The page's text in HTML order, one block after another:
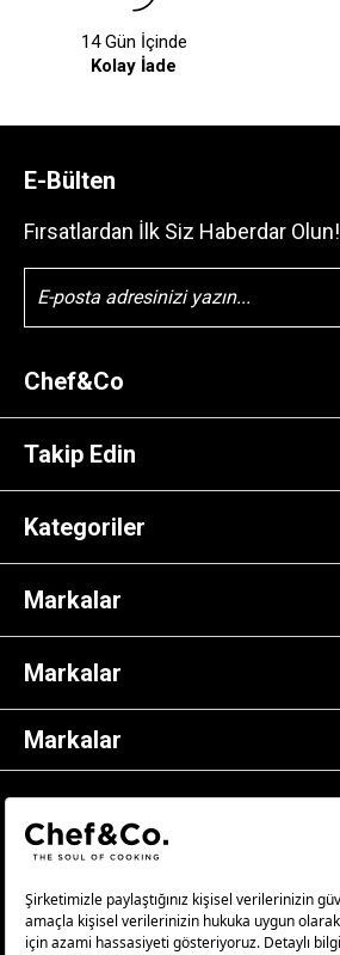
14 Gün İçinde
Kolay İade
E-Bülten
Fırsatlardan İlk Siz Haberdar Olun!
Chef&Co
Takip Edin
Kategoriler
Markalar
Markalar
Markalar